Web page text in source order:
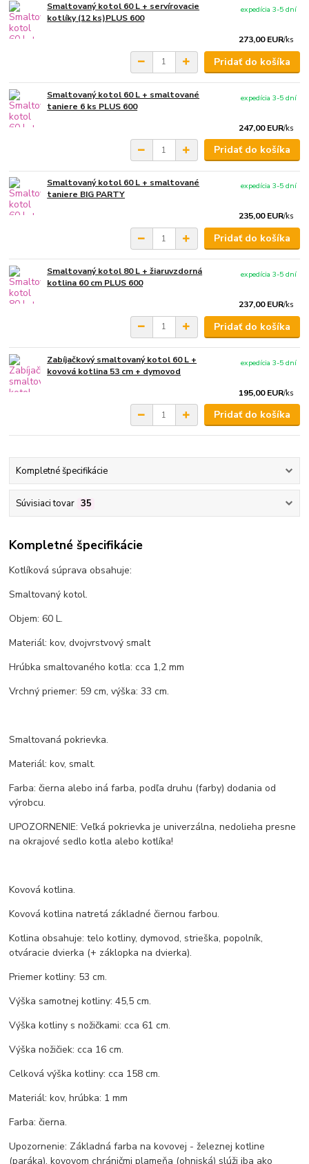
Smaltovaný kotol 60 L + servírovacie
kotlíky (12 ks)PLUS 600
273,00 EUR/ks
expedícia 3-5 dní
Pridať do košíka
Smaltovaný kotol 60 L + smaltované
taniere 6 ks PLUS 600
247,00 EUR/ks
expedícia 3-5 dní
Pridať do košíka
Smaltovaný kotol 60 L + smaltované
taniere BIG PARTY
235,00 EUR/ks
expedícia 3-5 dní
Pridať do košíka
Smaltovaný kotol 80 L + žiaruvzdorná
kotlina 60 cm PLUS 600
237,00 EUR/ks
expedícia 3-5 dní
Pridať do košíka
Zabíjačkový smaltovaný kotol 60 L +
kovová kotlina 53 cm + dymovod
195,00 EUR/ks
expedícia 3-5 dní
Pridať do košíka
Kompletné špecifikácie
Súvisiaci tovar 35
Kompletné špecifikácie
Kotlíková súprava obsahuje:
Smaltovaný kotol.
Objem: 60 L.
Materiál: kov, dvojvrstvový smalt
Hrúbka smaltovaného kotla: cca 1,2 mm
Vrchný priemer: 59 cm, výška: 33 cm.
Smaltovaná pokrievka.
Materiál: kov, smalt.
Farba: čierna alebo iná farba, podľa druhu (farby) dodania od
výrobcu.
UPOZORNENIE: Veľká pokrievka je univerzálna, nedolieha presne
na okrajové sedlo kotla alebo kotlíka!
Kovová kotlina.
Kovová kotlina natretá základné čiernou farbou.
Kotlina obsahuje: telo kotliny, dymovod, strieška, popolník,
otváracie dvierka (+ záklopka na dvierka).
Priemer kotliny: 53 cm.
Výška samotnej kotliny: 45,5 cm.
Výška kotliny s nožičkami: cca 61 cm.
Výška nožičiek: cca 16 cm.
Celková výška kotliny: cca 158 cm.
Materiál: kov, hrúbka: 1 mm
Farba: čierna.
Upozornenie: Základná farba na kovovej - železnej kotline
(paráka), kovovom chráničmi plameňa (ohniská) slúži iba ako